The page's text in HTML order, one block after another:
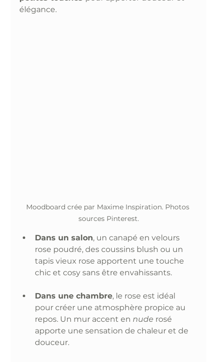
élégance.
Moodboard crée par Maxime Inspiration. Photos
sources Pinterest.
Dans un salon, un canapé en velours
rose poudré, des coussins blush ou un
tapis vieux rose apportent une touche
chic et cosy sans être envahissants.
Dans une chambre, le rose est idéal
pour créer une atmosphère propice au
repos. Un mur accent en nude rosé
apporte une sensation de chaleur et de
douceur.